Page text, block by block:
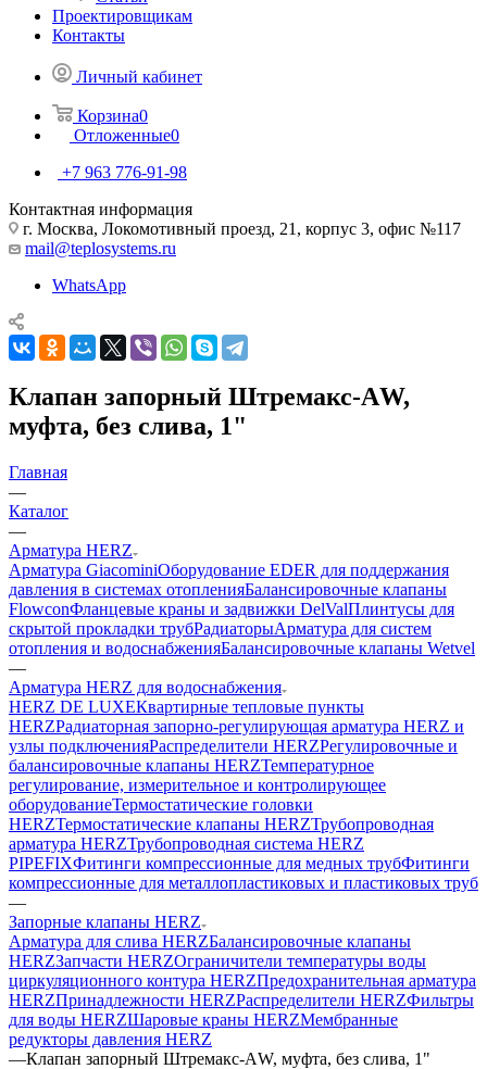
Проектировщикам
Контакты
Личный кабинет
Корзина0
Отложенные0
+7 963 776-91-98
Контактная информация
г. Москва, Локомотивный проезд, 21, корпус 3, офис №117
mail@teplosystems.ru
WhatsApp
Клапан запорный Штремакс-АW,
муфта, без слива, 1"
Главная
—
Каталог
—
Арматура HERZ
Арматура GiacominiОборудование EDER для поддержания
давления в системах отопленияБалансировочные клапаны
FlowconФланцевые краны и задвижки DelValПлинтусы для
скрытой прокладки трубРадиаторыАрматура для систем
отопления и водоснабженияБалансировочные клапаны Wetvel
—
Арматура HERZ для водоснабжения
HERZ DE LUXEКвартирные тепловые пункты
HERZРадиаторная запорно-регулирующая арматура HERZ и
узлы подключенияРаспределители HERZРегулировочные и
балансировочные клапаны HERZТемпературное
регулирование, измерительное и контролирующее
оборудованиеТермостатические головки
HERZТермостатические клапаны HERZТрубопроводная
арматура HERZТрубопроводная система HERZ
PIPEFIXФитинги компрессионные для медных трубФитинги
компрессионные для металлопластиковых и пластиковых труб
—
Запорные клапаны HERZ
Арматура для слива HERZБалансировочные клапаны
HERZЗапчасти HERZОграничители температуры воды
циркуляционного контура HERZПредохранительная арматура
HERZПринадлежности HERZРаспределители HERZФильтры
для воды HERZШаровые краны HERZМембранные
редукторы давления HERZ
—Клапан запорный Штремакс-АW, муфта, без слива, 1"